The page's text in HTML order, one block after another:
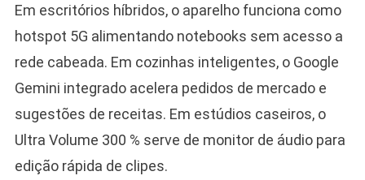
Em escritórios híbridos, o aparelho funciona como
hotspot 5G alimentando notebooks sem acesso a
rede cabeada. Em cozinhas inteligentes, o Google
Gemini integrado acelera pedidos de mercado e
sugestões de receitas. Em estúdios caseiros, o
Ultra Volume 300 % serve de monitor de áudio para
edição rápida de clipes.